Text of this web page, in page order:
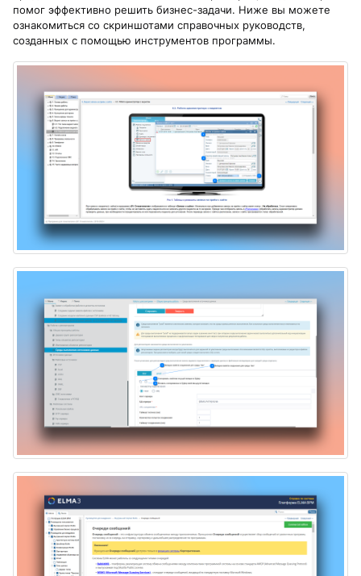
помог эффективно решить бизнес-задачи. Ниже вы можете
ознакомиться со скриншотами справочных руководств,
созданных с помощью инструментов программы.